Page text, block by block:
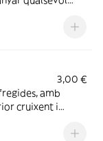
3,00 €
amb
cruixent i
el gust